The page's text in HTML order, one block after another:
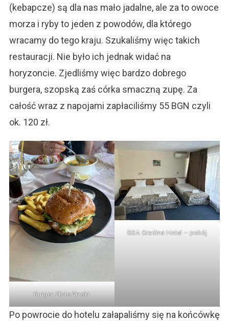
(kebapcze) są dla nas mało jadalne, ale za to owoce
morza i ryby to jeden z powodów, dla którego
wracamy do tego kraju. Szukaliśmy więc takich
restauracji. Nie było ich jednak widać na
horyzoncie. Zjedliśmy więc bardzo dobrego
burgera, szopską zaś córka smaczną zupę. Za
całość wraz z napojami zapłaciliśmy 55 BGN czyli
ok. 120 zł.
Burger Złote Piaski
BSA Gradina Hotel – pokój
Po powrocie do hotelu załapaliśmy się na końcówkę